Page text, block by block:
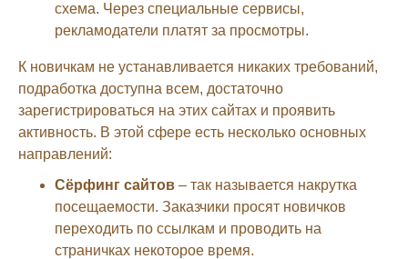
схема. Через специальные сервисы,
рекламодатели платят за просмотры.
К новичкам не устанавливается никаких требований,
подработка доступна всем, достаточно
зарегистрироваться на этих сайтах и проявить
активность. В этой сфере есть несколько основных
направлений:
Сёрфинг сайтов – так называется накрутка
посещаемости. Заказчики просят новичков
переходить по ссылкам и проводить на
страничках некоторое время.